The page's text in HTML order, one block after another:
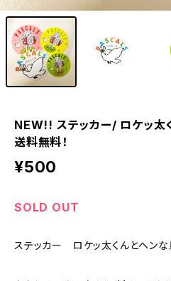
NEW!! ステッカー/ ロケッ
送料無料！
¥500
SOLD OUT
ステッカー ロケッ太くんとヘン